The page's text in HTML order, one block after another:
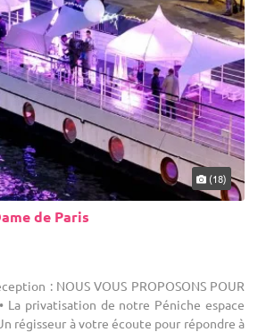
(18)
de Paris
: NOUS VOUS PROPOSONS POUR
• La privatisation de notre Péniche espace
régisseur à votre écoute pour répondre à